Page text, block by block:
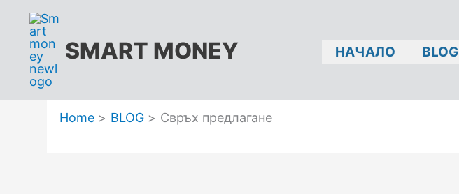
content
SMART MONEY НАЧАЛО BLOG
Home BLOG Свръх предлагане